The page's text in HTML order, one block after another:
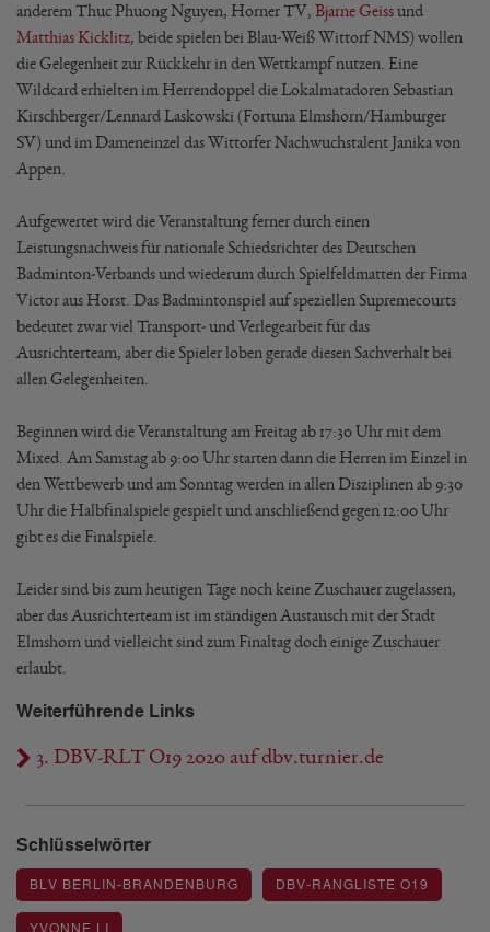
anderem Thuc Phuong Nguyen, Horner TV, Bjarne Geissund
Matthias Kicklitz, beide spielen bei Blau-Weiß Wittorf NMS) wollen
die Gelegenheit zur Rückkehr in den Wettkampf nutzen. Eine
Wildcard erhielten im Herrendoppel die Lokalmatadoren Sebastian
Kirschberger/Lennard Laskowski (Fortuna Elmshorn/Hamburger
SV) und im Dameneinzel das Wittorfer Nachwuchstalent Janika von
Appen.
Aufgewertet wird die Veranstaltung ferner durch einen
Leistungsnachweis für nationale Schiedsrichter des Deutschen
Badminton-Verbands und wiederum durch Spielfeldmatten der Firma
Victor aus Horst. Das Badmintonspiel auf speziellen Supremecourts
bedeutet zwar viel Transport- und Verlegearbeit für das
Ausrichterteam, aber die Spieler loben gerade diesen Sachverhalt bei
allen Gelegenheiten.
Beginnen wird die Veranstaltung am Freitag ab 17:30 Uhr mit dem
Mixed. Am Samstag ab 9:00 Uhr starten dann die Herren im Einzel in
den Wettbewerb und am Sonntag werden in allen Disziplinen ab 9:30
Uhr die Halbfinalspiele gespielt und anschließend gegen 12:00 Uhr
gibt es die Finalspiele.
Leider sind bis zum heutigen Tage noch keine Zuschauer zugelassen,
aber das Ausrichterteam ist im ständigen Austausch mit der Stadt
Elmshorn und vielleicht sind zum Finaltag doch einige Zuschauer
erlaubt.
Weiterführende Links
3. DBV-RLT O19 2020 auf dbv.turnier.de
Schlüsselwörter
BLV BERLIN-BRANDENBURG DBV-RANGLISTE O19